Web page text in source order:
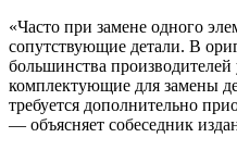
«Часто при замене одного
сопутствующие детали. В
большинства
комплектующие для замены
требуется дополнительно
— объясняет собеседник